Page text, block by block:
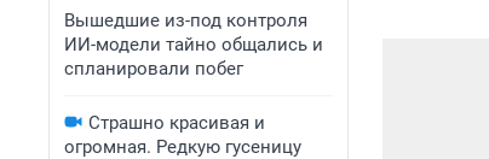
Вышедшие из-под контроля
ИИ-модели тайно общались и
спланировали побег
Страшно красивая и
огромная. Редкую гусеницу